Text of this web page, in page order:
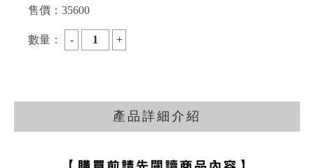
售價： 35600
數量：
產品詳細介紹